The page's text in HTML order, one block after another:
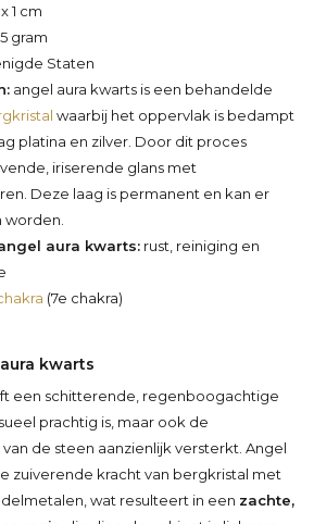
1 cm
gram
Staten
angel aura kwarts is een behandelde
waarbij het oppervlak is bedampt
platina en zilver. Door dit proces
iriserende glans met
Deze laag is permanent en kan er
worden.
aura kwarts: rust, reiniging en
(7e chakra)
kwarts
een schitterende, regenboogachtige
prachtig is, maar ook de
de steen aanzienlijk versterkt. Angel
zuiverende kracht van bergkristal met
wat resulteert in een zachte,